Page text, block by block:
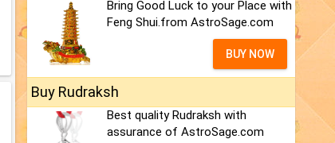
Bring Good Luck to your Place with
Feng Shui.from AstroSage.com
BUY NOW
Buy Rudraksh
Best quality Rudraksh with
assurance of AstroSage.com